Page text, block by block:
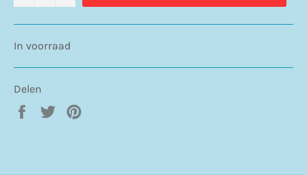
In voorraad
Delen
Delen
Twitteren